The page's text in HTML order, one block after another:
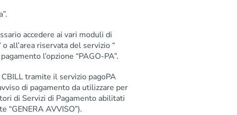
accedere ai vari moduli di
o all’area riservata del servizio “
l’opzione “PAGO-PA”.
tramite il servizio pagoPA
di pagamento da utilizzare per
di Servizi di Pagamento abilitati
“GENERA AVVISO”).